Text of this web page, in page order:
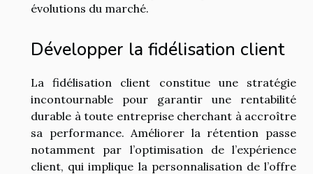
évolutions du marché.
Développer la fidélisation client
La fidélisation client constitue une stratégie
incontournable pour garantir une rentabilité
durable à toute entreprise cherchant à accroître
sa performance. Améliorer la rétention passe
notamment par l’optimisation de l’expérience
client, qui implique la personnalisation de l’offre